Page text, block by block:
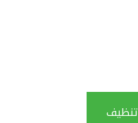
تنظيف